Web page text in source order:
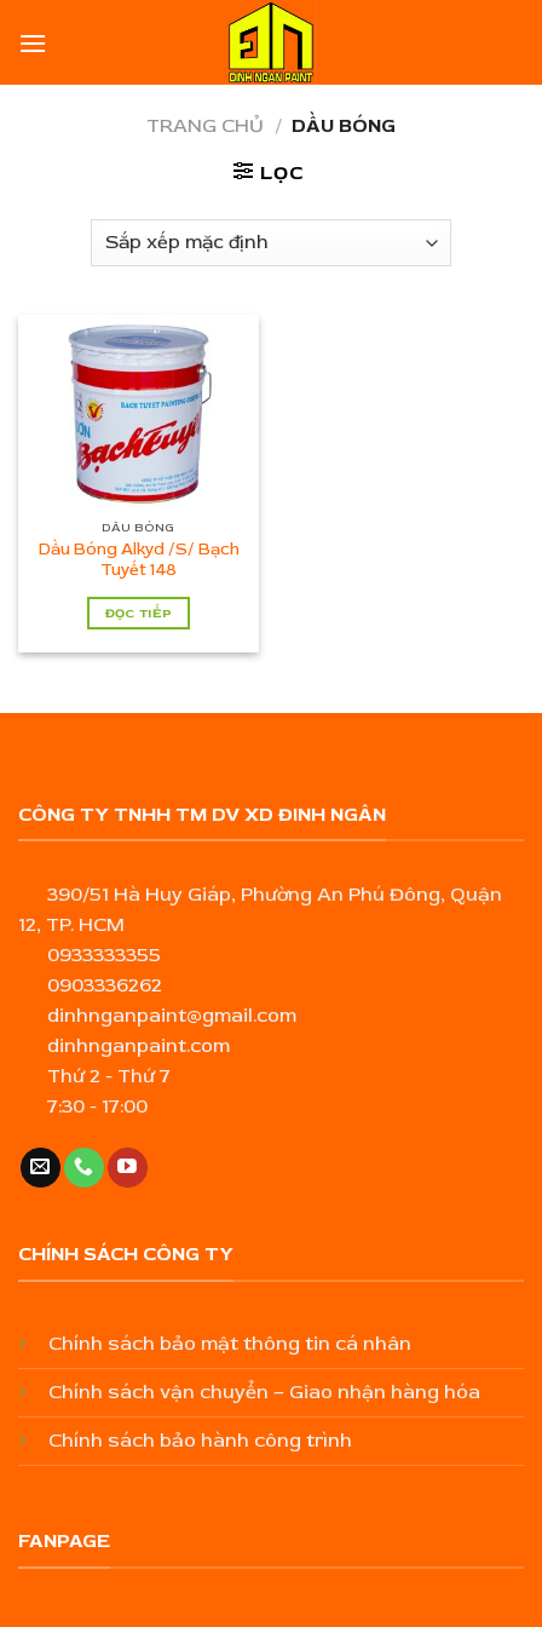
TRANG CHỦ / DẦU BÓNG
LỌC
DẦU BÓNG
Dầu Bóng Alkyd /S/ Bạch
Tuyết 148
ĐỌC TIẾP
CÔNG TY TNHH TM DV XD ĐINH NGÂN
390/51 Hà Huy Giáp, Phường An Phú Đông, Quận
12, TP. HCM
0933333355
0903336262
dinhnganpaint@gmail.com
dinhnganpaint.com
Thứ 2 - Thứ 7
7:30 - 17:00
CHÍNH SÁCH CÔNG TY
Chính sách bảo mật thông tin cá nhân
Chính sách vận chuyển – Giao nhận hàng hóa
Chính sách bảo hành công trình
FANPAGE